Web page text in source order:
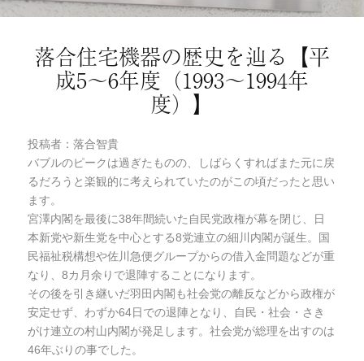
落合住宅機器の歴史を辿る【平
成5～6年度（1993～1994年
度）】
投稿者：落合智貴
バブルのピークは過ぎたものの、しばらくすればまた元に戻
るだろうと楽観的に考えられていたのがこの頃だったと思い
ます。
宮澤内閣を最後に38年間続いた自民党政権が幕を閉じ、日
本新党や新生党を中心とする8党連立の細川内閣が誕生。国
民福祉税構想や佐川急便グループからの借入金問題などが重
なり、8カ月余りで退陣することになります。
その後を引き継いだ羽田内閣も社会党の離反などから政権が
安定せず、わずか64日での退陣となり、自民・社会・さき
がけ連立の村山内閣が発足します。社会党が総理を出すのは
46年ぶりの事でした。